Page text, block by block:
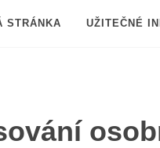
STRÁNKA UŽITEČNÉ